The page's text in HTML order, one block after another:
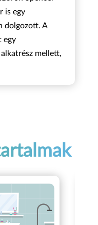
is egy
dolgozott. A
egy
mellett,